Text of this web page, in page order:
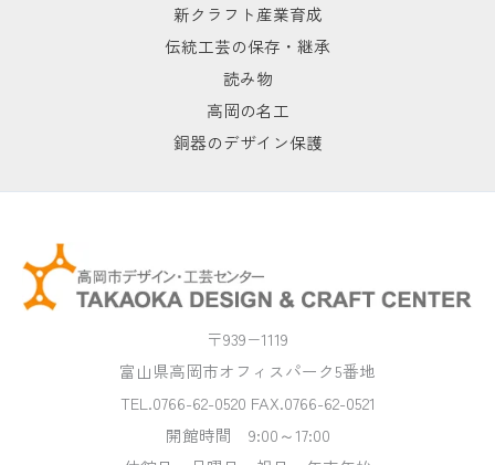
新クラフト産業育成
伝統工芸の保存・継承
読み物
高岡の名工
銅器のデザイン保護
〒939−1119
富山県高岡市オフィスパーク5番地
TEL.0766-62-0520 FAX.0766-62-0521
開館時間 9:00～17:00